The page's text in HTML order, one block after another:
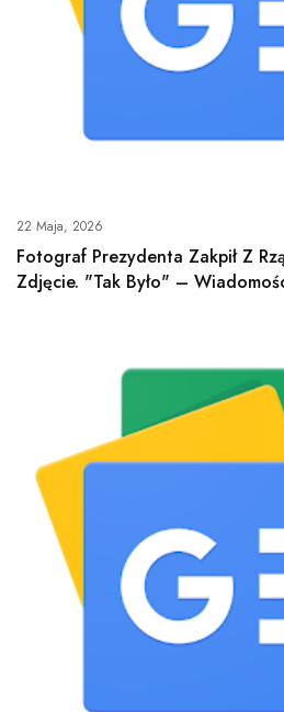
22 Maja, 2026
Fotograf Prezydenta Zakpił Z
Zdjęcie. "Tak Było" –